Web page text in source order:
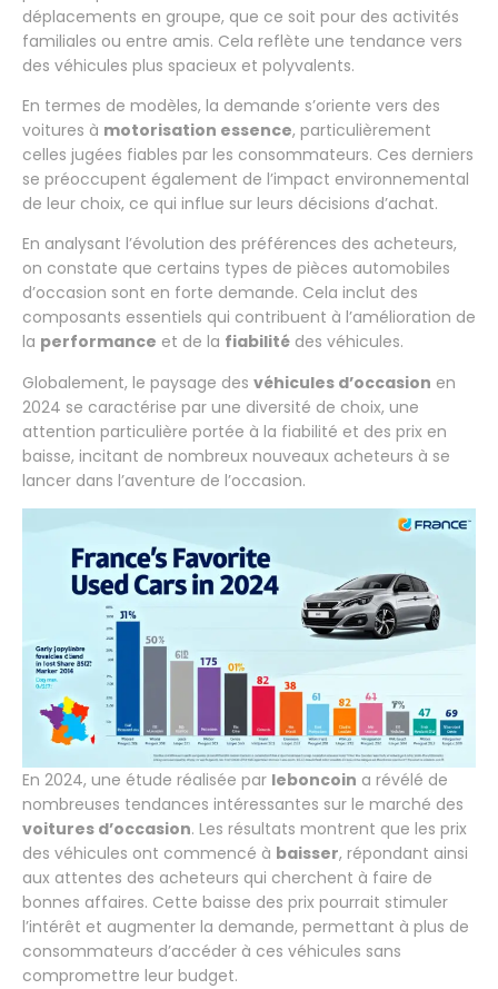
déplacements en groupe, que ce soit pour des activités
familiales ou entre amis. Cela reflète une tendance vers
des véhicules plus spacieux et polyvalents.
En termes de modèles, la demande s’oriente vers des
voitures à motorisation essence, particulièrement
celles jugées fiables par les consommateurs. Ces derniers
se préoccupent également de l’impact environnemental
de leur choix, ce qui influe sur leurs décisions d’achat.
En analysant l’évolution des préférences des acheteurs,
on constate que certains types de pièces automobiles
d’occasion sont en forte demande. Cela inclut des
composants essentiels qui contribuent à l’amélioration de
la performance et de la fiabilité des véhicules.
Globalement, le paysage des véhicules d’occasion en
2024 se caractérise par une diversité de choix, une
attention particulière portée à la fiabilité et des prix en
baisse, incitant de nombreux nouveaux acheteurs à se
lancer dans l’aventure de l’occasion.
En 2024, une étude réalisée par leboncoin a révélé de
nombreuses tendances intéressantes sur le marché des
voitures d’occasion. Les résultats montrent que les prix
des véhicules ont commencé à baisser, répondant ainsi
aux attentes des acheteurs qui cherchent à faire de
bonnes affaires. Cette baisse des prix pourrait stimuler
l’intérêt et augmenter la demande, permettant à plus de
consommateurs d’accéder à ces véhicules sans
compromettre leur budget.